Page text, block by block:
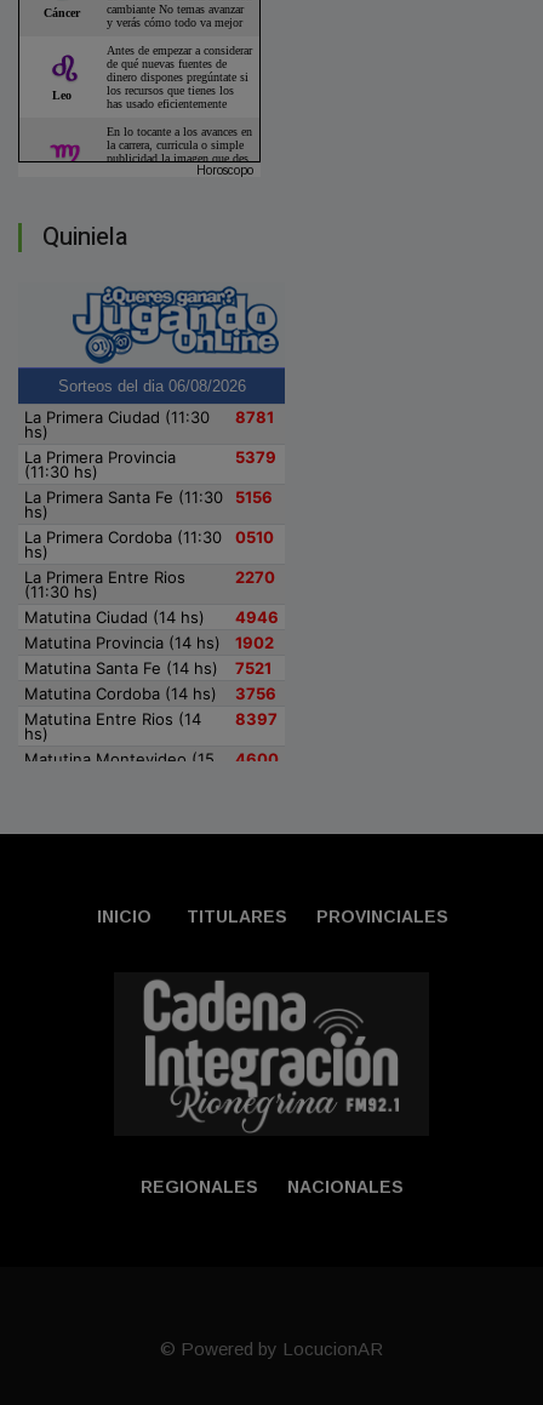
Horoscopo
Quiniela
INICIO TITULARES PROVINCIALES
REGIONALES NACIONALES
© Powered by LocucionAR